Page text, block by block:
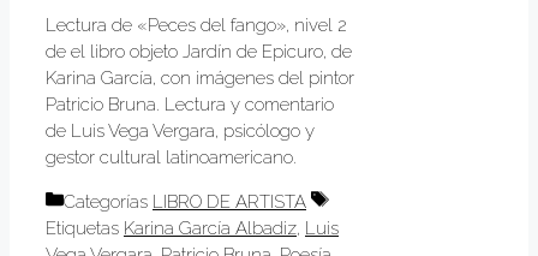
Lectura de «Peces del fango», nivel 2
de el libro objeto Jardín de Epicuro, de
Karina García, con imágenes del pintor
Patricio Bruna. Lectura y comentario
de Luis Vega Vergara, psicólogo y
gestor cultural latinoamericano.
Categorías LIBRO DE ARTISTA
Etiquetas Karina García Albadiz, Luis